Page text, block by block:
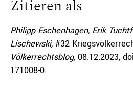
Zitieren als
Philipp Eschenhagen, Erik
Lischewski, #32
Völkerrechtsblog, 08.12.2023,
171008-0.